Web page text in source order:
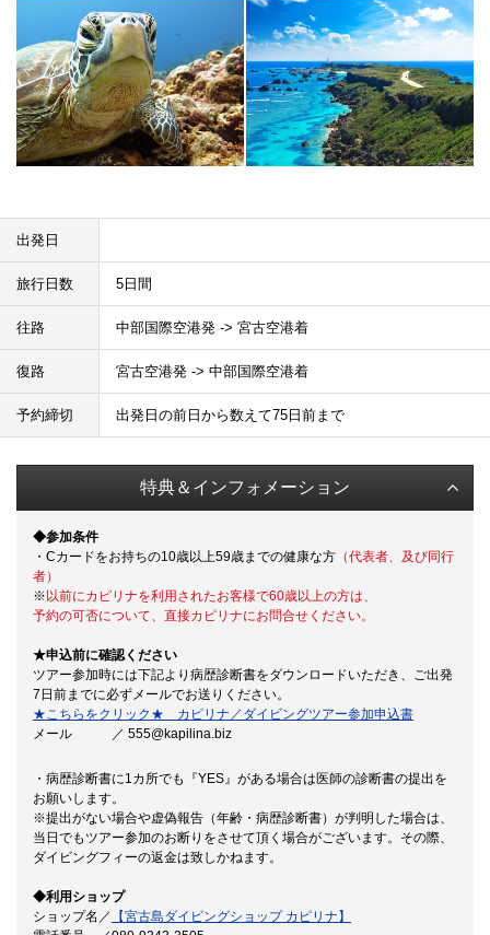
出発日
旅行日数 5日間
往路 中部国際空港発 -> 宮古空港着
復路 宮古空港発 -> 中部国際空港着
予約締切 出発日の前日から数えて75日前まで
特典＆インフォメーション
◆参加条件
・Cカードをお持ちの10歳以上59歳までの健康な方 （代表者、及び同行
者）
※以前にカピリナを利用されたお客様で60歳以上の方は、
予約の可否について、直接カピリナにお問合せください。
★申込前に確認ください
ツアー参加時には下記より病歴診断書をダウンロードいただき、ご出発
7日前までに必ずメールでお送りください。
★こちらをクリック★ カピリナ／ダイビングツアー参加申込書
メール ／ 555@kapilina.biz
・病歴診断書に1カ所でも『YES』がある場合は医師の診断書の提出を
お願いします。
※提出がない場合や虚偽報告（年齢・病歴診断書）が判明した場合は、
当日でもツアー参加のお断りをさせて頂く場合がございます。その際、
ダイビングフィーの返金は致しかねます。
◆利用ショップ
ショップ名／
【宮古島ダイビングショップ カピリナ】